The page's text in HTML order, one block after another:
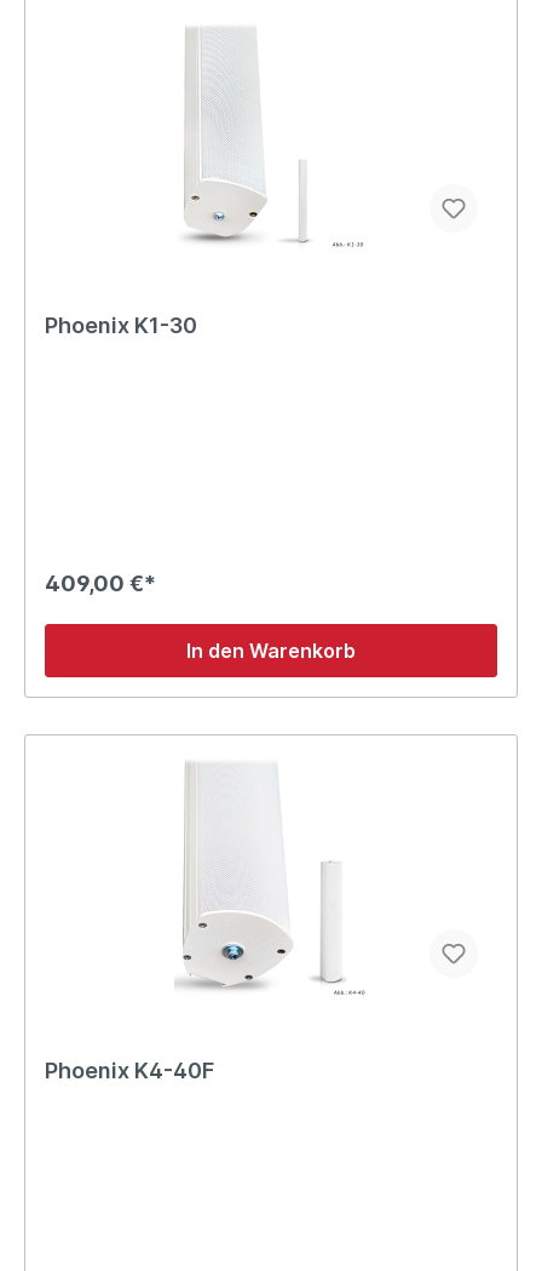
Phoenix K1-30
409,00 €*
In den Warenkorb
Phoenix K4-40F